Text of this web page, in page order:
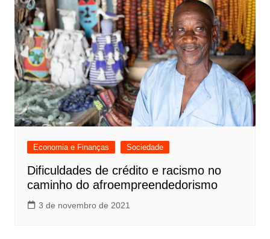
Economia e Finanças Sociedade
Dificuldades de crédito e racismo no
caminho do afroempreendedorismo
3 de novembro de 2021